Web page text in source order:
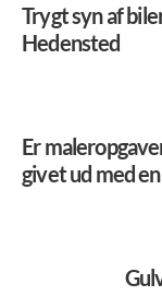
Trygt syn af
Hedensted
Er
givet ud med